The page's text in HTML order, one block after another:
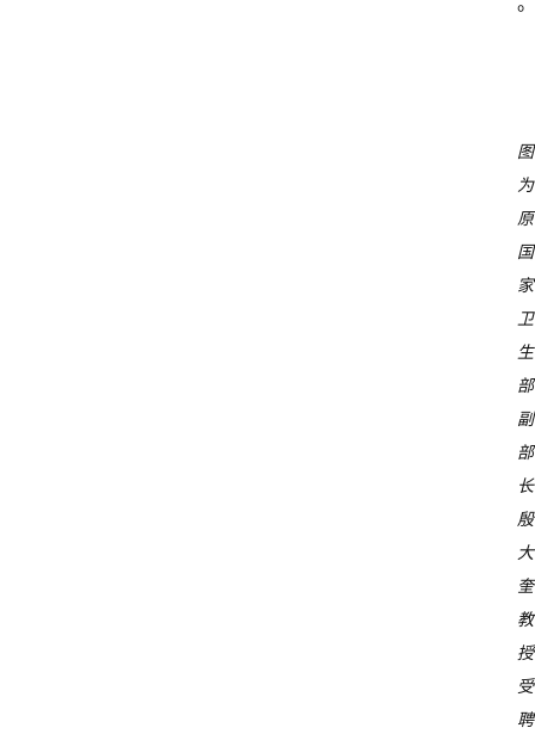
图
为
原
国
家
卫
生
部
副
部
长
殷
大
奎
教
授
受
聘